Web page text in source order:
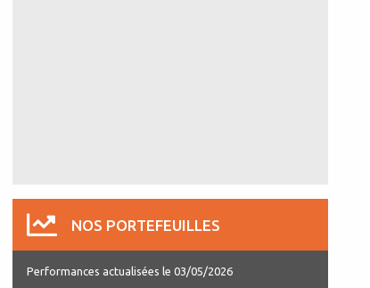
NOS PORTEFEUILLES
Performances actualisées le 03/05/2026